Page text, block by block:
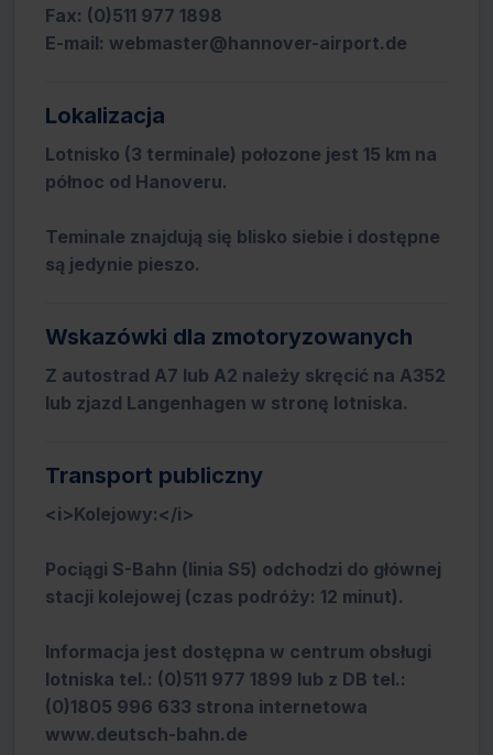
Fax: (0)511 977 1898
E-mail: webmaster@hannover-airport.de
Lokalizacja
Lotnisko (3 terminale) połozone jest 15 km na
północ od Hanoveru.
Teminale znajdują się blisko siebie i dostępne
są jedynie pieszo.
Wskazówki dla zmotoryzowanych
Z autostrad A7 lub A2 należy skręcić na A352
lub zjazd Langenhagen w stronę lotniska.
Transport publiczny
<i>Kolejowy:</i>
Pociągi S-Bahn (linia S5) odchodzi do głównej
stacji kolejowej (czas podróży: 12 minut).
Informacja jest dostępna w centrum obsługi
lotniska tel.: (0)511 977 1899 lub z DB tel.:
(0)1805 996 633 strona internetowa
www.deutsch-bahn.de